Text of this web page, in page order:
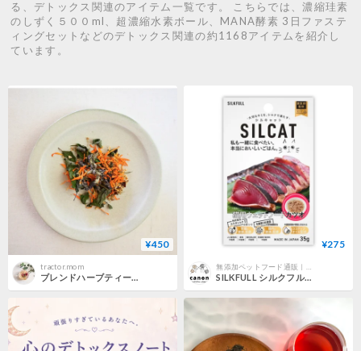
る、デトックス関連のアイテム一覧です。 こちらでは、濃縮珪素
のしずく５００ml、超濃縮水素ボール、MANA酵素 3日ファステ
ィングセットなどのデトックス関連の約1168アイテムを紹介し
ています。
¥450
tractor.mom
ブレンドハーブティー デトックス(2ティーバッグ入)
¥275
SILKFULL シルクフルキャット レトルト カツオ味 35g 猫ちゃんの腎臓疾患の予防に！